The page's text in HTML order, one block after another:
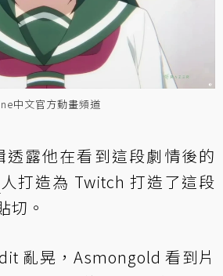
中文官方動畫頻道
露他在看到這段劇情後的
人打造為 Twitch 打造了這段
切。
亂晃，Asmongold 看到片